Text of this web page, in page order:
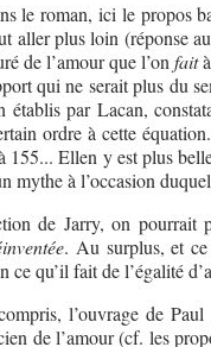
le roman, ici le propos
aller plus loin (réponse
de l’amour que l’on faità
qui ne serait plus du
établis par Lacan,
ordre à cette
155... Ellen y est plus
mythe à l’occasion duquel
de Jarry, on pourrait
. Au surplus, et
ce qu’il fait de l’égalité
l’ouvrage de
de l’amour (cf. les